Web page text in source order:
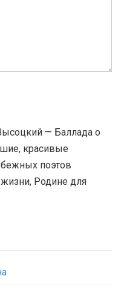
— Баллада о
красивые
поэтов
Родине для